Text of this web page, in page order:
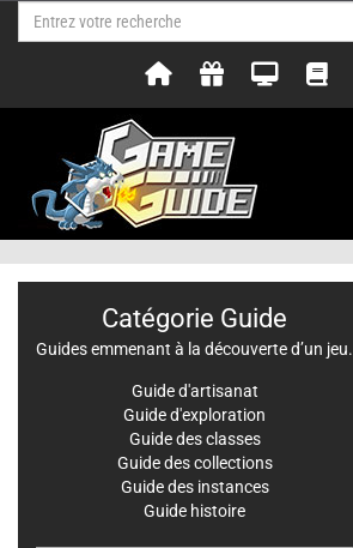
Catégorie Guide
Guides emmenant à la découverte d’un jeu.
Guide d'artisanat
Guide d'exploration
Guide des classes
Guide des collections
Guide des instances
Guide histoire